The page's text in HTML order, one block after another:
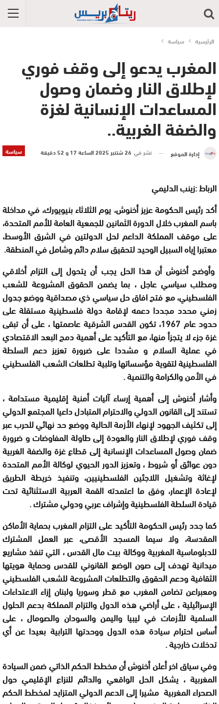
الرئيسية سياسة
المغرب يدعو إلى وقف فوري
لإطلاق النار وضمان وصول
المساعدات الإنسانية لغزة
والضفة الغربية..
سياسة إدارة الموقع نشر في 26 شتنبر 2025 الساعة 17 و 52 دقيقة
الرباط :زينب الدليمي
أكد رئيس الحكومة عزيز أخنوش، يوم الثلاثاء بنيويورك، في مداخلة
باسم المغرب خلال الدورة الثمانين للجمعية العامة للأمم المتحدة،
على موقف المملكة الداعم لحل الدولتين في الشرق الأوسط،
معتبرا إياه السبيل الوحيد لتحقيق سلام دائم وشامل في المنطقة.
وأوضح أخنوش أن هذا الحل يجب أن يتحول إلى التزام أخلاقي
ومطلب سياسي عاجل ، بما يضمن الحقوق المشروعة للشعب
الفلسطيني، مع فتح افاق حل سياسي ذي مصداقية ووضع جدول
زمني محدد مجددا دعمه لإقامة دولة فلسطينية مستقلة على
حدود عام 1967، تكون القدس الشرقية عاصمتها ، على أن تبقى
غزة جزء لا يتجزأ منها، مع التأكيد على أهمية دمج البعد الاقتصادي
في عملية السلام و مشددا على ضرورة تعزيز دعم السلطة
الفلسطينية لتقوية مؤسساتها وتلبية تطلعات الشعب الفلسطيني
في الأمن والكرامة والتنمية .
وأشار أخنوش إلى أهمية إرساء آليات أمنية إقليمية مستدامة ،
تستند إلى القانون الدولي والاحترام المتبادل داعيا المجتمع الدولي
إلى تكثيف الجهود لإنهاء الأزمة الحالية ووضع حد نهائي للحرب عبر
وقف فوري لإطلاق النار والعودة إلى طاولة المفاوضات و ضرورة
ضمان وصول المساعدات الإنسانية إلى قطاع غزة والضفة الغربية
دون عوائق أو شروط ، وتعزيز الدور الحيوي لوكالة الأمم المتحدة
لإغاثة وتشغيل اللاجئين الفلسطينيين، وتنفيذ خريطة الطريق
لإعادة الإعمار، وفق ما اعتمدته القمة العربية الاستثنائية تحت
قيادة السلطة الفلسطينية وإشراف عربي ودولي مشترك .
كما جدد رئيس الحكومة التأكيد على التزام المغرب بحماية الأماكن
المقدسة، ولا سيما المسجد الأقصى، عبر العمل المشترك
للدبلوماسية المغربية ووكالة بيت مال القدس ، التي تنفذ مشاريع
ميدانية تهدف إلى صون الوضع القانوني للقدس وحماية هويتها
الثقافية ودعم الحقوق والتطلعات المشروعة للشعب الفلسطيني
ومعبراعن تضامن المغرب مع قطر وسوريا ولبنان إزاء الاعتداءات
الإسرائيلية ، على أراضي هذه الدول والتزام المملكة بدعم الحلول
السلمية للأزمات في ليبيا واليمن والسودان والصومال ، على
أساس احترام سيادة هذه الدول ووحدتها الترابية بعيدا عن أي
تدخلات خارجية .
وفي سياق اخر أعلن أخنوش أن مخطط الحكم الذاتي ضمن السيادة
المغربية ، يشكل الحل الواقعي والدائم للنزاع الإقليمي حول
الصحراء المغربية مشيرا إلى الدعم الدولي المتزايد لمخطط الحكم